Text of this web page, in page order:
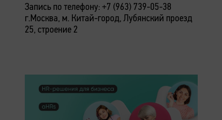
Запись по телефону: +7 (963) 739-05-38
г.Москва, м. Китай-город, Лубянский проезд
25, строение 2